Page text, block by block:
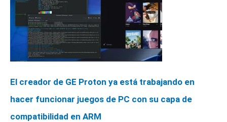
El creador de GE Proton ya está trabajando en
hacer funcionar juegos de PC con su capa de
compatibilidad en ARM